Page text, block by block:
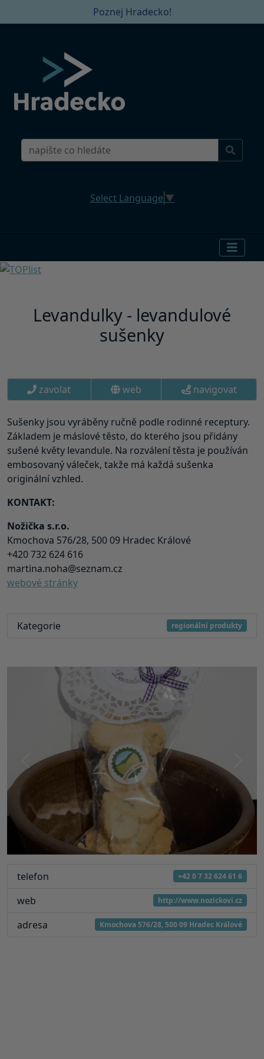
Poznej Hradecko!
Select Language ▼
Levandulky - levandulové
sušenky
zavolat web navigovat
Sušenky jsou vyráběny ručně podle rodinné receptury.
Základem je máslové těsto, do kterého jsou přidány
sušené květy levandule. Na rozválení těsta je používán
embosovaný váleček, takže má každá sušenka
originální vzhled.
KONTAKT:
Nožička s.r.o.
Kmochova 576/28, 500 09 Hradec Králové
+420 732 624 616
martina.noha@seznam.cz
webové stránky
Kategorie regionální produkty
Předchozí
telefon +42 0 7 32 624 61 6
web http://www.nozickovi.cz
adresa Kmochova 576/28, 500 09 Hradec Králové